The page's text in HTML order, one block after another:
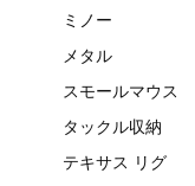
ミノー
メタル
スモールマウス
タックル収納
テキサス リグ